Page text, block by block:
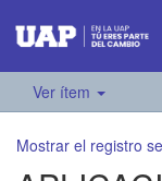
Ver ítem
Mostrar el registro